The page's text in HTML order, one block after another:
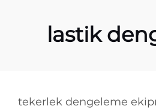
lastik
tekerlek dengeleme